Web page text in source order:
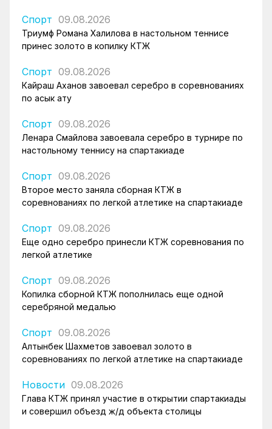
Спорт 09.08.2026
Триумф Романа Халилова в настольном теннисе
принес золото в копилку КТЖ
Спорт 09.08.2026
Кайраш Аханов завоевал серебро в соревнованиях
по асык ату
Спорт 09.08.2026
Ленара Смайлова завоевала серебро в турнире по
настольному теннису на спартакиаде
Спорт 09.08.2026
Второе место заняла сборная КТЖ в
соревнованиях по легкой атлетике на спартакиаде
Спорт 09.08.2026
Еще одно серебро принесли КТЖ соревнования по
легкой атлетике
Спорт 09.08.2026
Копилка сборной КТЖ пополнилась еще одной
серебряной медалью
Спорт 09.08.2026
Алтынбек Шахметов завоевал золото в
соревнованиях по легкой атлетике на спартакиаде
Новости 09.08.2026
Глава КТЖ принял участие в открытии спартакиады
и совершил объезд ж/д объекта столицы